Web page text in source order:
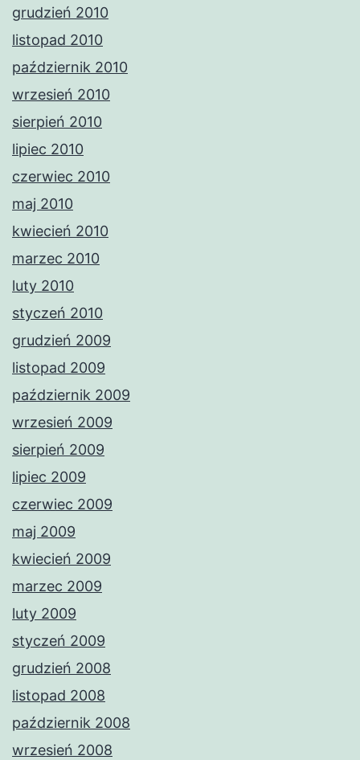
grudzień 2010
listopad 2010
październik 2010
wrzesień 2010
sierpień 2010
lipiec 2010
czerwiec 2010
maj 2010
kwiecień 2010
marzec 2010
luty 2010
styczeń 2010
grudzień 2009
listopad 2009
październik 2009
wrzesień 2009
sierpień 2009
lipiec 2009
czerwiec 2009
maj 2009
kwiecień 2009
marzec 2009
luty 2009
styczeń 2009
grudzień 2008
listopad 2008
październik 2008
wrzesień 2008